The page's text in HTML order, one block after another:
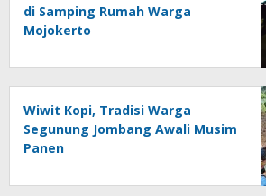
di Samping Rumah Warga
Mojokerto
Wiwit Kopi, Tradisi Warga
Segunung Jombang Awali Musim
Panen